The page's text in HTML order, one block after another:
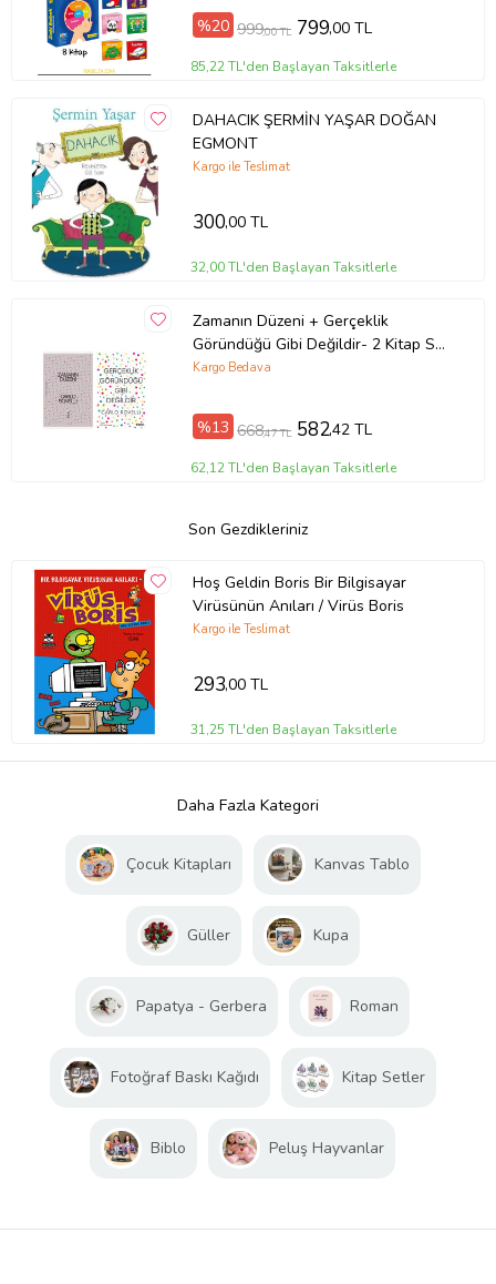
%20 999,00 TL 799,00 TL
85,22 TL'den Başlayan Taksitlerle
DAHACIK ŞERMİN YAŞAR DOĞAN
EGMONT
Kargo ile Teslimat
300,00 TL
32,00 TL'den Başlayan Taksitlerle
Zamanın Düzeni + Gerçeklik
Göründüğü Gibi Değildir- 2 Kitap Set
- Iş Bankası Özel Set Zamanın
Kargo Bedava
%13 668,47 TL 582,42 TL
62,12 TL'den Başlayan Taksitlerle
Son Gezdikleriniz
Hoş Geldin Boris Bir Bilgisayar
Virüsünün Anıları / Virüs Boris
Kargo ile Teslimat
293,00 TL
31,25 TL'den Başlayan Taksitlerle
Daha Fazla Kategori
Çocuk Kitapları Kanvas Tablo
Güller Kupa
Papatya - Gerbera Roman
Fotoğraf Baskı Kağıdı Kitap Setler
Biblo Peluş Hayvanlar